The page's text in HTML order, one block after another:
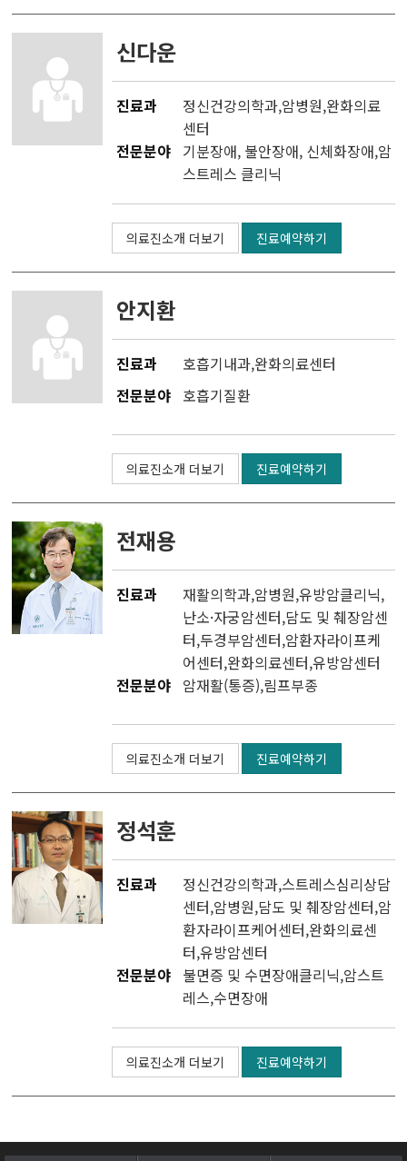
신다운
진료과 정신건강의학과,암병원,완화의료
센터
전문분야 기분장애, 불안장애, 신체화장애,암
스트레스 클리닉
의료진소개 더보기 진료예약하기
안지환
진료과 호흡기내과,완화의료센터
전문분야 호흡기질환
의료진소개 더보기 진료예약하기
전재용
진료과 재활의학과,암병원,유방암클리닉,
난소·자궁암센터,담도 및 췌장암센
터,두경부암센터,암환자라이프케
어센터,완화의료센터,유방암센터
전문분야 암재활(통증),림프부종
의료진소개 더보기 진료예약하기
정석훈
진료과 정신건강의학과,스트레스심리상담
센터,암병원,담도 및 췌장암센터,암
환자라이프케어센터,완화의료센
터,유방암센터
전문분야 불면증 및 수면장애클리닉,암스트
레스,수면장애
의료진소개 더보기 진료예약하기